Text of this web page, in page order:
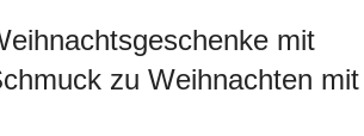
mit
zu Weihnachten mit